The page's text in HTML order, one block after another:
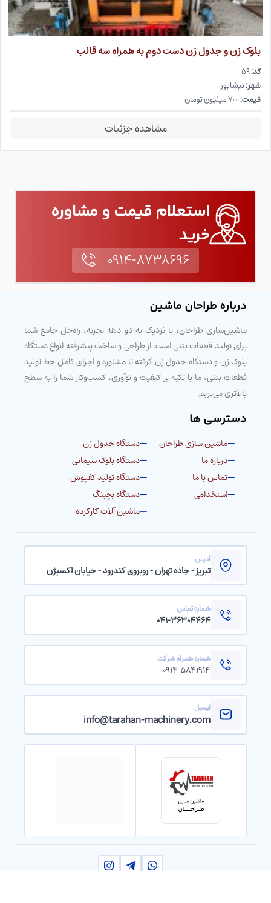
بلوک زن و جدول زن دست دوم به همراه سه قالب
کد:۵۹
شهر:نیشابور
قیمت:۷۰۰ میلیون تومان
مشاهده جزئیات
استعلام قیمت و مشاوره
خرید
۰۹۱۴-۸۷۳۸۶۹۶
درباره طراحان ماشین
ماشین‌سازی طراحان، با نزدیک به دو دهه تجربه، راه‌حل جامع شما
برای تولید قطعات بتنی است. از طراحی و ساخت پیشرفته انواع دستگاه
بلوک زن و دستگاه جدول زن گرفته تا مشاوره و اجرای کامل خط تولید
قطعات بتنی، ما با تکیه بر کیفیت و نوآوری، کسب‌وکار شما را به سطح
بالاتری می‌بریم.
دسترسی ها
ماشین سازی طراحان
درباره ما
تماس با ما
استخدامی
دستگاه جدول زن
دستگاه بلوک سیمانی
دستگاه تولید کفپوش
دستگاه بچینگ
ماشین آلات کارکرده
آدرس
تبریز - جاده تهران - روبروی کندرود - خیابان اکسیژن
شماره تماس
۰۴۱-۳۶۳۰۴۴۶۴
شماره همراه شرکت
۰۹۱۴-۵۸۴۱۹۱۴
ایمیل
info@tarahan-machinery.com